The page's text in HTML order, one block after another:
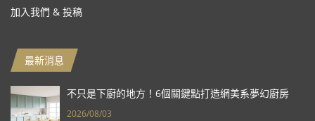
加入我們 & 投稿
最新消息
不只是下廚的地方！6個關鍵點打造網美系夢幻廚房
2026/08/03